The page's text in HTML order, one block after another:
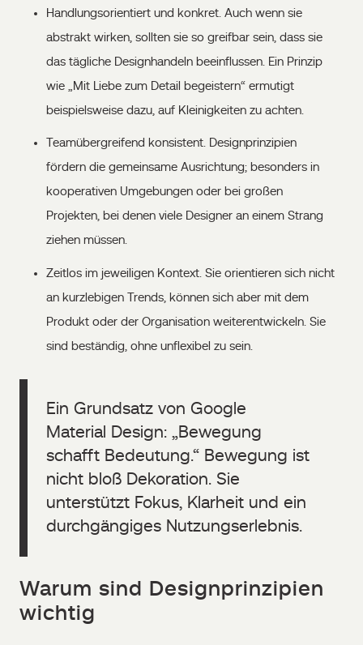
Handlungsorientiert und konkret. Auch wenn sie
abstrakt wirken, sollten sie so greifbar sein, dass sie
das tägliche Designhandeln beeinflussen. Ein Prinzip
wie „Mit Liebe zum Detail begeistern“ ermutigt
beispielsweise dazu, auf Kleinigkeiten zu achten.
Teamübergreifend konsistent. Designprinzipien
fördern die gemeinsame Ausrichtung; besonders in
kooperativen Umgebungen oder bei großen
Projekten, bei denen viele Designer an einem Strang
ziehen müssen.
Zeitlos im jeweiligen Kontext. Sie orientieren sich nicht
an kurzlebigen Trends, können sich aber mit dem
Produkt oder der Organisation weiterentwickeln. Sie
sind beständig, ohne unflexibel zu sein.
Ein Grundsatz von Google
Material Design: „Bewegung
schafft Bedeutung.“ Bewegung ist
nicht bloß Dekoration. Sie
unterstützt Fokus, Klarheit und ein
durchgängiges Nutzungserlebnis.
Warum sind Designprinzipien
wichtig